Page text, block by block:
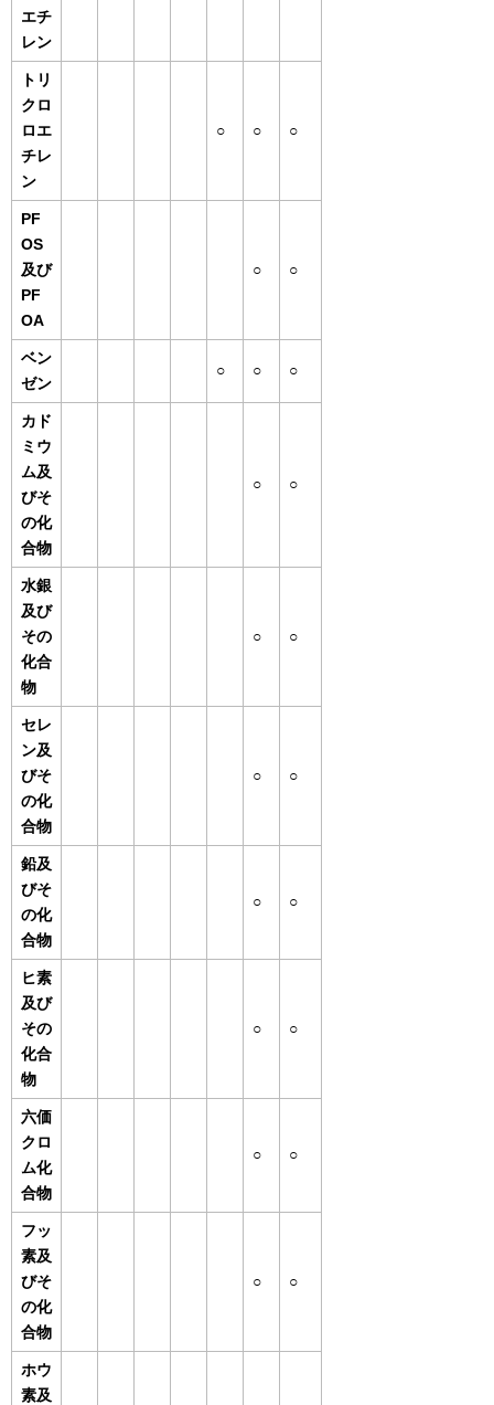
エチ
レン
トリ
クロ
ロエ
チレ
ン
○ ○ ○
PF
OS
及び
PF
OA
○ ○
ベン
ゼン
○ ○ ○
カド
ミウ
ム及
びそ
の化
合物
○ ○
水銀
及び
その
化合
物
○ ○
セレ
ン及
びそ
の化
合物
○ ○
鉛及
びそ
の化
合物
○ ○
ヒ素
及び
その
化合
物
○ ○
六価
クロ
ム化
合物
○ ○
フッ
素及
びそ
の化
合物
○ ○
ホウ
素及